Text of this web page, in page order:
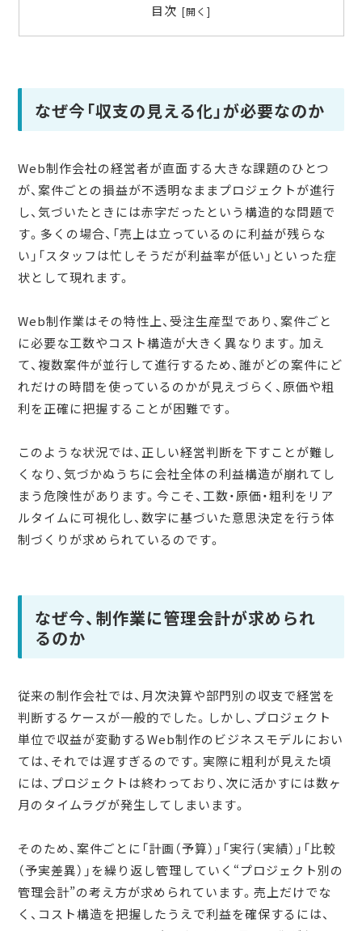
目次
なぜ今「収支の見える化」が必要なのか
Web制作会社の経営者が直面する大きな課題のひとつ
が、案件ごとの損益が不透明なままプロジェクトが進行
し、気づいたときには赤字だったという構造的な問題で
す。多くの場合、「売上は立っているのに利益が残らな
い」「スタッフは忙しそうだが利益率が低い」といった症
状として現れます。
Web制作業はその特性上、受注生産型であり、案件ごと
に必要な工数やコスト構造が大きく異なります。加え
て、複数案件が並行して進行するため、誰がどの案件にど
れだけの時間を使っているのかが見えづらく、原価や粗
利を正確に把握することが困難です。
このような状況では、正しい経営判断を下すことが難し
くなり、気づかぬうちに会社全体の利益構造が崩れてし
まう危険性があります。今こそ、工数・原価・粗利をリア
ルタイムに可視化し、数字に基づいた意思決定を行う体
制づくりが求められているのです。
なぜ今、制作業に管理会計が求められ
るのか
従来の制作会社では、月次決算や部門別の収支で経営を
判断するケースが一般的でした。しかし、プロジェクト
単位で収益が変動するWeb制作のビジネスモデルにおい
ては、それでは遅すぎるのです。実際に粗利が見えた頃
には、プロジェクトは終わっており、次に活かすには数ヶ
月のタイムラグが発生してしまいます。
そのため、案件ごとに「計画（予算）」「実行（実績）」「比較
（予実差異）」を繰り返し管理していく“プロジェクト別の
管理会計”の考え方が求められています。売上だけでな
く、コスト構造を把握したうえで利益を確保するには、